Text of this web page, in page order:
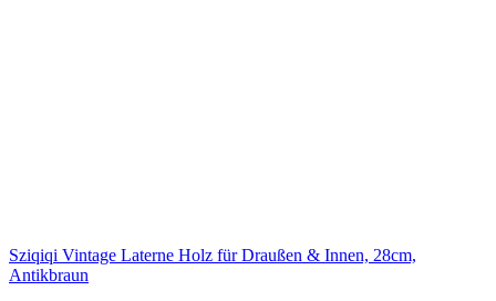
Sziqiqi Vintage Laterne Holz für Draußen & Innen, 28cm,
Antikbraun